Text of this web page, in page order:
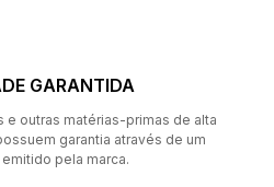
GARANTIDA
e outras matérias-primas de alta
garantia através de um
pela marca.